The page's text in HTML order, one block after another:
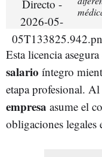
Esta licencia
salario íntegro
etapa profesional.
empresa asume el
obligaciones